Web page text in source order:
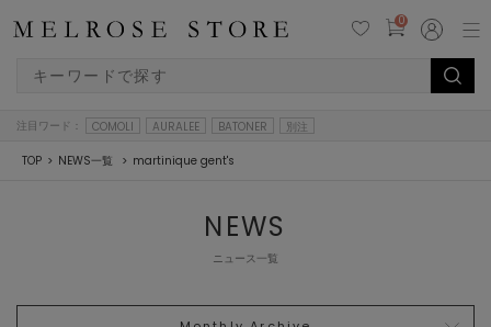
0
注目ワード： COMOLI AURALEE BATONER 別注
TOP NEWS一覧 martinique gent's
NEWS
ニュース一覧